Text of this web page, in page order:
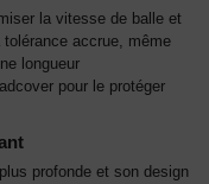
la vitesse de balle et
accrue, même
longueur
pour le protéger
profonde et son design